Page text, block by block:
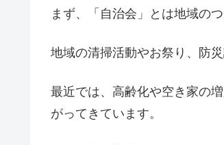
まず、「自治会」とは地域の
地域の清掃活動やお祭り、防
最近では、高齢化や空き家の
がってきています。